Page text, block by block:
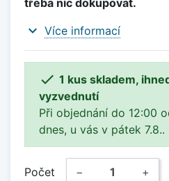
třeba nic dokupovat.
expand_more Více informací
 1 kus skladem,
vyzvednutí
Při objednání do 12:00
dnes, u vás v pátek 7.8..
Počet − +